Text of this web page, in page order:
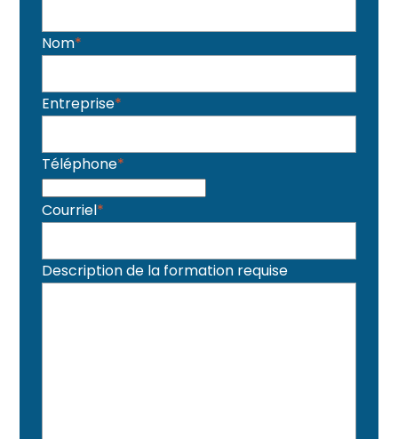
Nom*
Entreprise*
Téléphone*
Courriel*
Description de la formation requise